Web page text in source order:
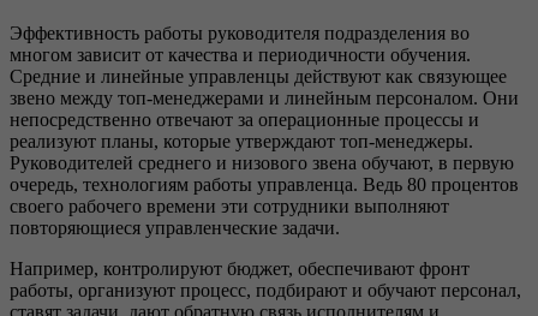
Эффективность работы руководителя подразделения во
многом зависит от качества и периодичности обучения.
Средние и линейные управленцы действуют как связующее
звено между топ-менеджерами и линейным персоналом. Они
непосредственно отвечают за операционные процессы и
реализуют планы, которые утверждают топ-менеджеры.
Руководителей среднего и низового звена обучают, в первую
очередь, технологиям работы управленца. Ведь 80 процентов
своего рабочего времени эти сотрудники выполняют
повторяющиеся управленческие задачи.
Например, контролируют бюджет, обеспечивают фронт
работы, организуют процесс, подбирают и обучают персонал,